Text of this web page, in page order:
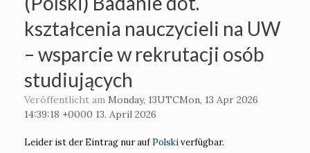
kształcenia nauczycieli na UW
– wsparcie w rekrutacji osób
studiujących
Veröffentlicht am Monday, 13UTCMon, 13 Apr 2026
14:39:18 +0000 13. April 2026
Leider ist der Eintrag nur aufPolskiverfügbar.